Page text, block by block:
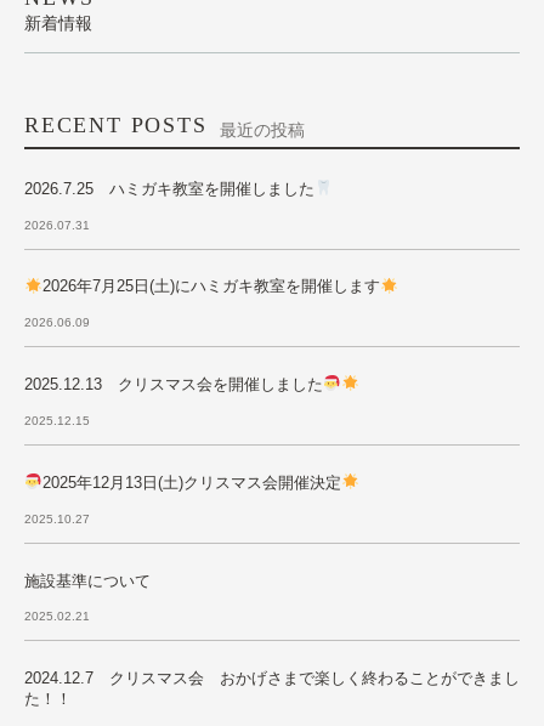
新着情報
RECENT POSTS 最近の投稿
2026.7.25 ハミガキ教室を開催しました
2026.07.31
2026年7月25日(土)にハミガキ教室を開催します
2026.06.09
2025.12.13 クリスマス会を開催しました
2025.12.15
2025年12月13日(土)クリスマス会開催決定
2025.10.27
施設基準について
2025.02.21
2024.12.7 クリスマス会 おかげさまで楽しく終わることができまし
た！！